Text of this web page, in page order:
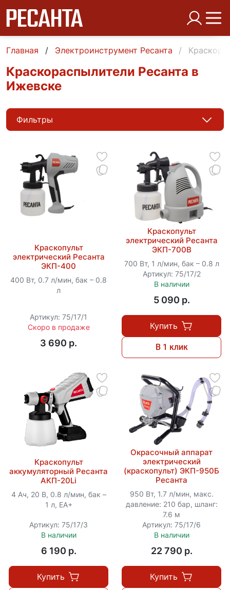
Главная Электроинструмент Ресанта
Краскораспылители Ресанта в
Ижевске
Фильтры
Краскопульт
электрический Ресанта
ЭКП-400
400 Вт, 0.7 л/мин, бак – 0.8
л
Артикул: 75/17/1
Скоро в продаже
3 690 p.
Краскопульт
электрический Ресанта
ЭКП-700В
700 Вт, 1 л/мин, бак – 0.8 л
Артикул: 75/17/2
В наличии
5 090 p.
Купить
В 1 клик
Краскопульт
аккумуляторный Ресанта
АКП-20Li
4 Ач, 20 В, 0.8 л/мин, бак –
1 л, ЕА+
Артикул: 75/17/3
В наличии
6 190 p.
Купить
Окрасочный аппарат
электрический
(краскопульт) ЭКП-950Б
Ресанта
950 Вт, 1.7 л/мин, макс.
давление: 210 бар, шланг:
7.6 м
Артикул: 75/17/6
В наличии
22 790 p.
Купить